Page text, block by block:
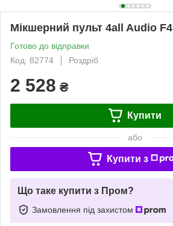
Мікшерний пульт 4all Audio F4
Готово до відправки
Код: 82774
Роздріб
2 528 ₴
Купити
або
Купити з
Що таке купити з Пром?
Замовлення під захистом